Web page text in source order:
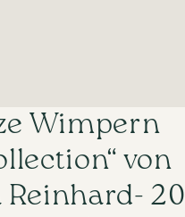
Wimpern
von
Reinhard- 20